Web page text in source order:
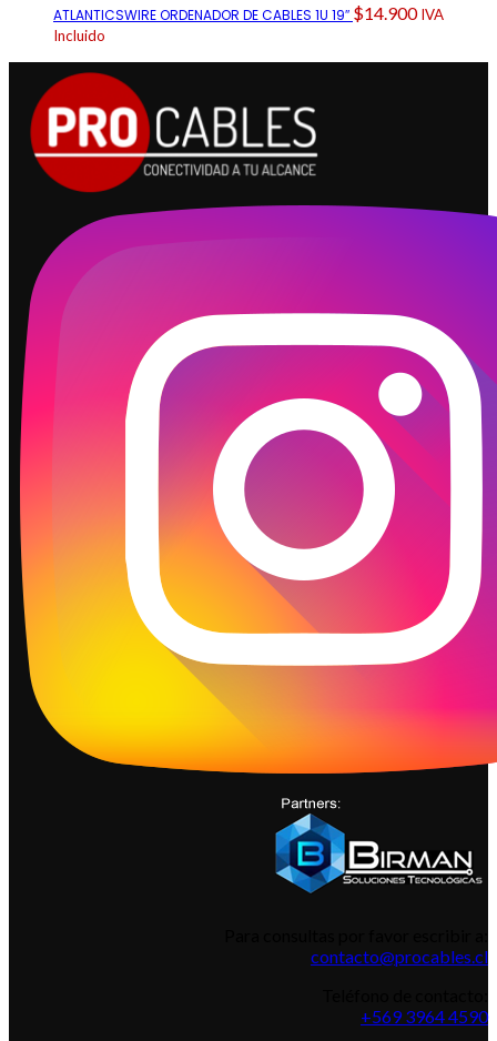
ATLANTICSWIRE ORDENADOR DE CABLES 1U 19″ $14.900 IVA
Incluido
contacto@procables.cl
+569 3964 4590